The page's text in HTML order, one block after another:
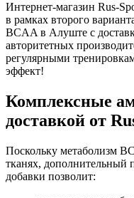
Интернет-магазин Rus-
в рамках второго
BCAA в Алуште с
авторитетных
регулярными
эффект!
Комплексные
доставкой от
Поскольку метаболизм
тканях, дополнительный
добавки позволит: